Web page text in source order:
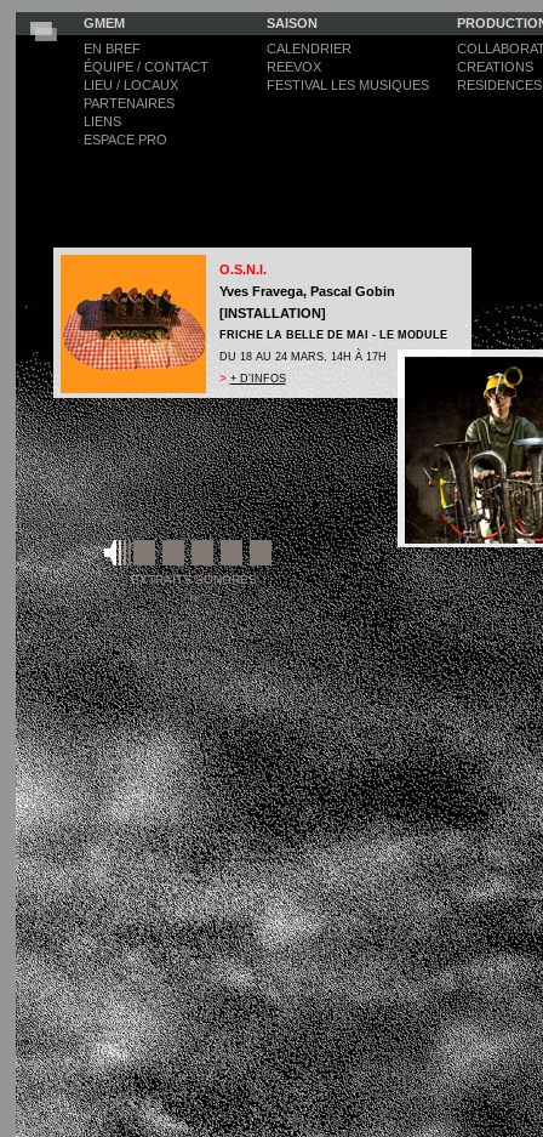
GMEM SAISON
EN BREF
ÉQUIPE / CONTACT
LIEU / LOCAUX
PARTENAIRES
LIENS
ESPACE PRO
CALENDRIER
REEVOX
FESTIVAL LES MUSIQUES
CREATIONS
RESIDENCES
O.S.N.I.
Yves Fravega, Pascal Gobin
[INSTALLATION]
FRICHE LA BELLE DE MAI - LE MODULE
DU 18 AU 24 MARS, 14H À 17H
> + D'INFOS
EXTRAITS SONORES